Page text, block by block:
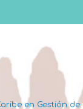
en Gestión de